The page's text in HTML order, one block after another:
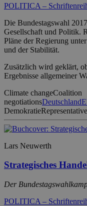
POLITICA –
Die Bundestagswahl
Gesellschaft und Politik.
Pläne der Regierung
und der Stabilität.
Zusätzlich wird geklärt,
Ergebnisse allgemeiner
Climate changeCoalition
negotiationsDeutschland
Demokratie
Lars Neuwerth
Strategisches
Der
POLITICA –